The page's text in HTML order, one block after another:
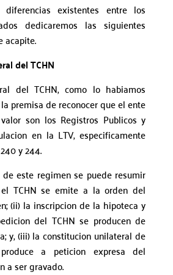
existentes entre los
dedicaremos las siguientes
acapite.
del TCHN
del TCHN, como lo habiamos
premisa de reconocer que el ente
son los Registros Publicos y
en la LTV, especificamente
y 244.
este regimen se puede resumir
TCHN se emite a la orden del
(ii) la inscripcion de la hipoteca y
del TCHN se producen de
y, (iii) la constitucion unilateral de
a peticion expresa del
a ser gravado.